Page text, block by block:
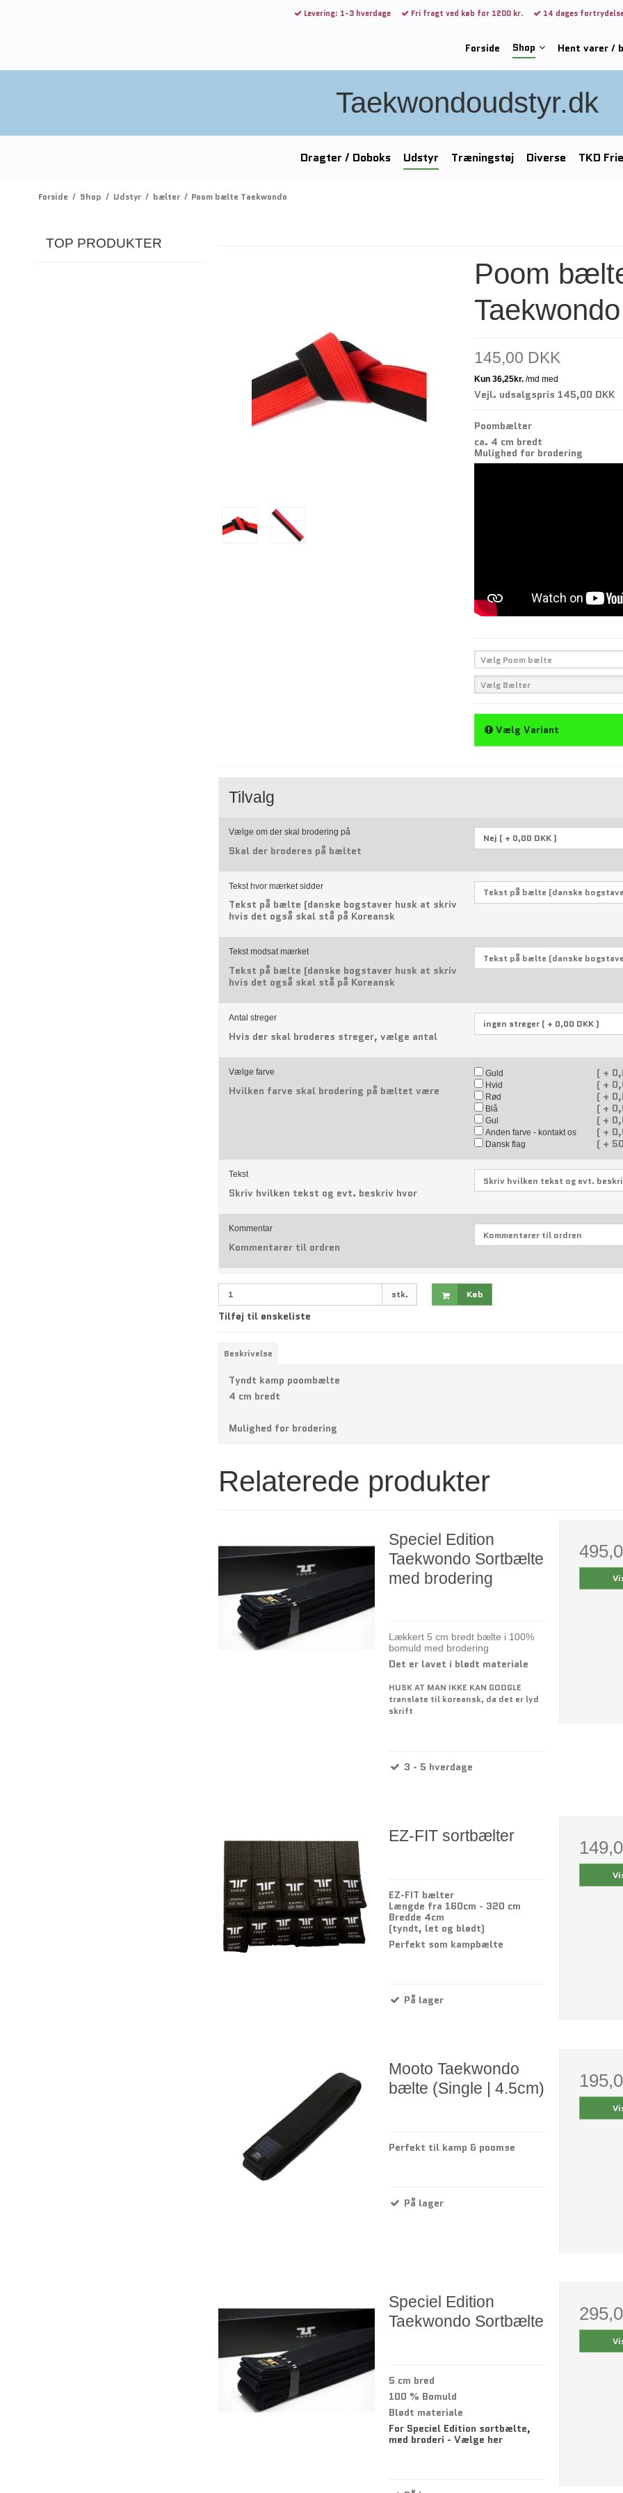
Levering: 1-3 hverdage Fri fragt ved køb for 1200 kr. 14 dages
Forside Shop Hent varer /
Taekwondoudstyr.dk
Dragter / Doboks Udstyr Træningstøj Diverse TKD
Forside / Shop / Udstyr / bælter / Poom bælte Taekwondo
TOP PRODUKTER
Poom
Taekwondo
145,00 DKK
Vejl. udsalgspris 145,00 DKK
Poombælter
ca. 4 cm bredt
Mulighed for brodering
Vælg Poom bælte
Vælg Bælter
Vælg Variant
Tilvalg
Vælge om der skal brodering på
Skal der broderes på bæltet
Tekst hvor mærket sidder
Tekst på bælte (danske bogstaver husk at skriv
hvis det også skal stå på Koreansk
Tekst modsat mærket
Tekst på bælte (danske bogstaver husk at skriv
hvis det også skal stå på Koreansk
Antal streger
Hvis der skal broderes streger, vælge antal
Vælge farve
Hvilken farve skal brodering på bæltet være
Guld ( +
Hvid ( +
Rød ( +
Blå ( +
Gul ( +
Anden farve - kontakt os ( +
Dansk flag ( +
Tekst
Skriv hvilken tekst og evt. beskriv hvor
Kommentar
Kommentarer til ordren
stk. Køb
Tilføj til ønskeliste
Beskrivelse
Tyndt kamp poombælte
4 cm bredt
Mulighed for brodering
Relaterede produkter
Speciel Edition
Taekwondo Sortbælte
med brodering
Lækkert 5 cm bredt bælte i 100%
bomuld med brodering
Det er lavet i blødt materiale
HUSK AT MAN IKKE KAN GOOGLE
translate til koreansk, da det er lyd
skrift
3 - 5 hverdage
EZ-FIT sortbælter
EZ-FIT bælter
Længde fra 160cm - 320 cm
Bredde 4cm
(tyndt, let og blødt)
Perfekt som kampbælte
På lager
Mooto Taekwondo
bælte (Single | 4.5cm)
Perfekt til kamp & poomse
På lager
Speciel Edition
Taekwondo Sortbælte
5 cm bred
100 % Bomuld
Blødt materiale
For Speciel Edition sortbælte,
med broderi - Vælge her